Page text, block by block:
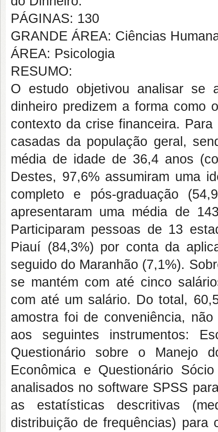
PÁGINAS: 130
GRANDE ÁREA: Ciências
ÁREA: Psicologia
RESUMO:
O estudo objetivou analisar se
dinheiro predizem a forma como
contexto da crise financeira.
casadas da população geral,
média de idade de 36,4 anos
Destes, 97,6% assumiram uma
completo e pós-graduação
apresentaram uma média de
Participaram pessoas de 13
Piauí (84,3%) por conta da
seguido do Maranhão (7,1%).
se mantém com até cinco
com até um salário. Do total,
amostra foi de conveniência,
aos seguintes instrumentos:
Questionário sobre o Manejo
Econômica e Questionário
analisados no software SPSS
as estatísticas descritivas
distribuição de frequências) para